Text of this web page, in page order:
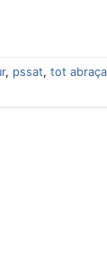
, pssat, tot